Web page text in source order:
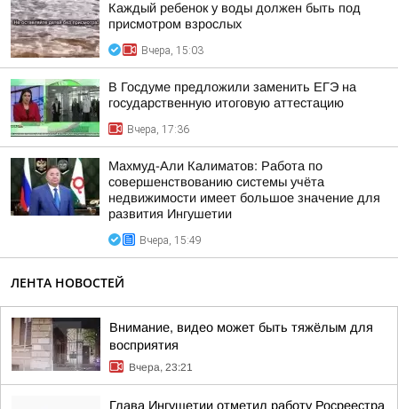
Каждый ребенок у воды должен быть под
присмотром взрослых
Вчера, 15:03
В Госдуме предложили заменить ЕГЭ на
государственную итоговую аттестацию
Вчера, 17:36
Махмуд-Али Калиматов: Работа по
совершенствованию системы учёта
недвижимости имеет большое значение для
развития Ингушетии
Вчера, 15:49
ЛЕНТА НОВОСТЕЙ
Внимание, видео может быть тяжёлым для
восприятия
Вчера, 23:21
Глава Ингушетии отметил работу Росреестра